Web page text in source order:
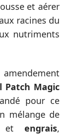
et aérer
racines du
nutriments
Patch Magic
pour ce
mélange de
engrais,